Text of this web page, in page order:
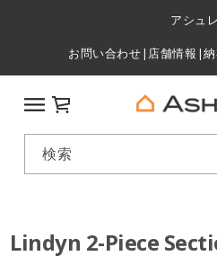
アシュ
お問い合わせ| 店舗情報 |
検索
カート
Lindyn 2-Piece